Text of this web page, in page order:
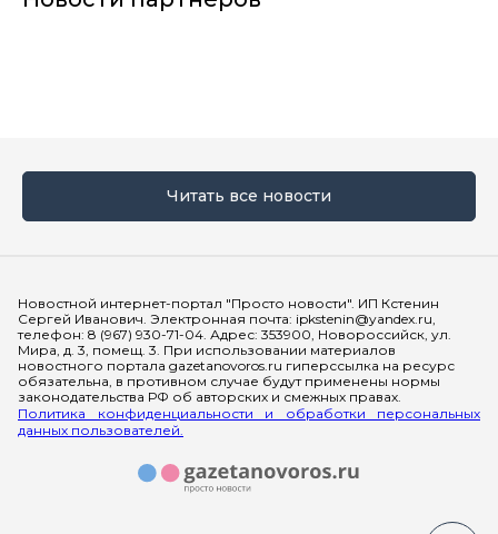
Читать все новости
Новостной интернет-портал "Просто новости". ИП Кстенин
Сергей Иванович. Электронная почта: ipkstenin@yandex.ru,
телефон: 8 (967) 930-71-04. Адрес: 353900, Новороссийск, ул.
Мира, д. 3, помещ. 3. При использовании материалов
новостного портала gazetanovoros.ru гиперссылка на ресурс
обязательна, в противном случае будут применены нормы
законодательства РФ об авторских и смежных правах.
Политика конфиденциальности и обработки персональных
данных пользователей.